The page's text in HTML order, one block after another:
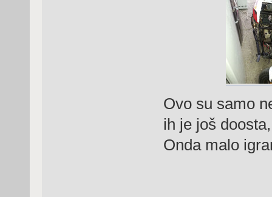
Ovo su samo
ih je još
Onda malo